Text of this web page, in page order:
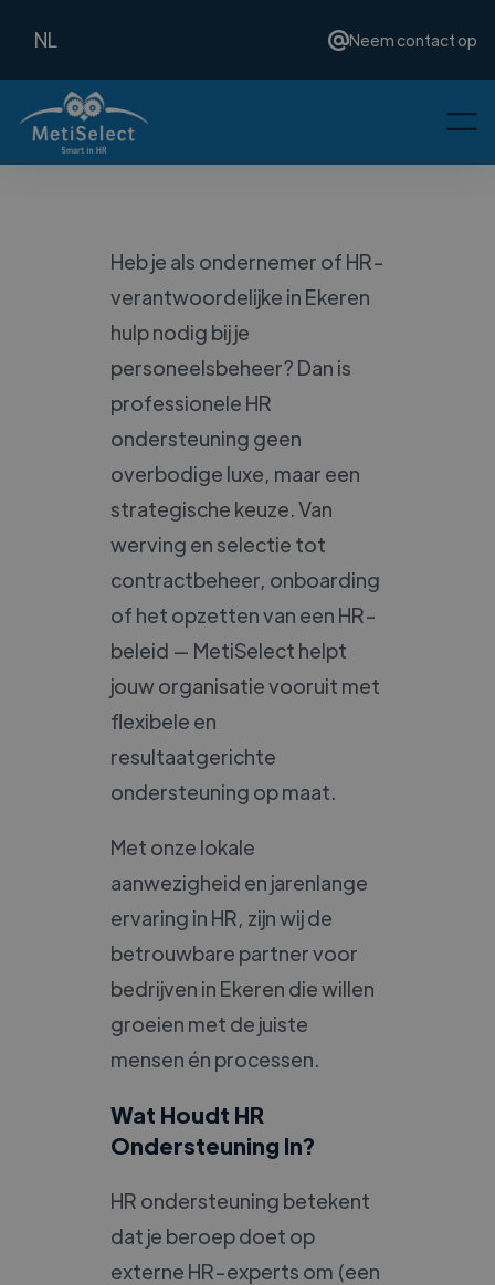
NL Neem contact op
Heb je als ondernemer of HR-
verantwoordelijke in Ekeren
hulp nodig bij je
personeelsbeheer? Dan is
professionele HR
ondersteuning geen
overbodige luxe, maar een
strategische keuze. Van
werving en selectie tot
contractbeheer, onboarding
of het opzetten van een HR-
beleid — MetiSelect helpt
jouw organisatie vooruit met
flexibele en
resultaatgerichte
ondersteuning op maat.
Met onze lokale
aanwezigheid en jarenlange
ervaring in HR, zijn wij de
betrouwbare partner voor
bedrijven in Ekeren die willen
groeien met de juiste
mensen én processen.
Wat Houdt HR
Ondersteuning In?
HR ondersteuning betekent
dat je beroep doet op
externe HR-experts om (een